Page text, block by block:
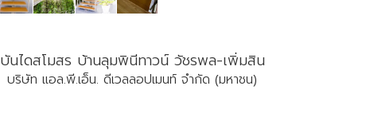
บันไดสโมสร บ้านลุมพินีทาวน์ วัชรพล-เพิ่มสิน
บริษัท แอล.พี.เอ็น. ดีเวลลอปเมนท์ จำกัด (มหาชน)